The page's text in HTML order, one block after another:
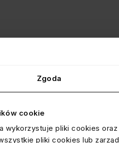
Zgoda
cookie
wykorzystuje pliki cookies
pliki cookies lub